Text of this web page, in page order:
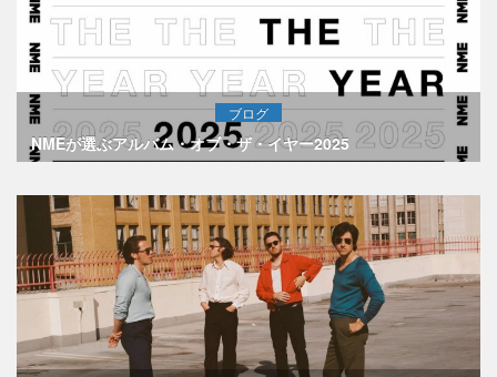
ブログ
NMEが選ぶアルバム・オブ・ザ・イヤー2025